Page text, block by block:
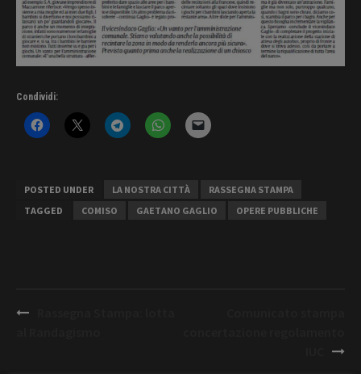
Condividi:
POSTED UNDER LA NOSTRA CITTÀ
RASSEGNA STAMPA
TAGGED
COMISO GAETANO GAGLIO OPERE PUBBLICHE
Post